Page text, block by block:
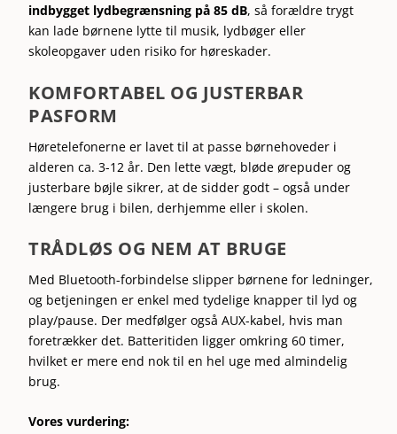
indbygget lydbegrænsning på 85 dB, så forældre trygt
kan lade børnene lytte til musik, lydbøger eller
skoleopgaver uden risiko for høreskader.
KOMFORTABEL OG JUSTERBAR
PASFORM
Høretelefonerne er lavet til at passe børnehoveder i
alderen ca. 3-12 år. Den lette vægt, bløde ørepuder og
justerbare bøjle sikrer, at de sidder godt – også under
længere brug i bilen, derhjemme eller i skolen.
TRÅDLØS OG NEM AT BRUGE
Med Bluetooth-forbindelse slipper børnene for ledninger,
og betjeningen er enkel med tydelige knapper til lyd og
play/pause. Der medfølger også AUX-kabel, hvis man
foretrækker det. Batteritiden ligger omkring 60 timer,
hvilket er mere end nok til en hel uge med almindelig
brug.
Vores vurdering: